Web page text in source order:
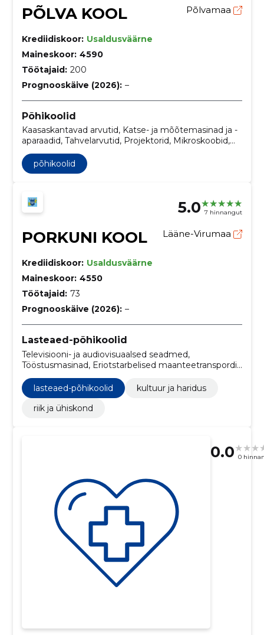
PÕLVA KOOL Põlvamaa
Krediidiskoor: Usaldusväärne
Maineskoor: 4590
Töötajaid: 200
Prognooskäive (2026): –
Põhikoolid
Kaasaskantavad arvutid, Katse- ja mõõtemasinad ja -
aparaadid, Tahvelarvutid, Projektorid, Mikroskoobid,
Elektrilised kodumasinad, Keemilised reaktiivid,
Laboriseadmed, optika- ja täppisinstrumendid
(v.a klaasid)
põhikoolid
5.0 7 hinnangut
PORKUNI KOOL Lääne-Virumaa
Krediidiskoor: Usaldusväärne
Maineskoor: 4550
Töötajaid: 73
Prognooskäive (2026): –
Lasteaed-põhikoolid
Televisiooni- ja audiovisuaalsed seadmed,
Tööstusmasinad, Eriotstarbelised maanteetranspordi
reisijateveoteenused, Transporditeenused
(v.a jäätmetransport), põrandapuhastusmasinad,
Reisiteenused, Kontorimasinad ja arvutid, nende
seadmed ja tarvikud, v.a mööbel ja tarkvarapaketid,
lasteaed-põhikoolid
kultuur ja haridus
riik ja ühiskond
0.0 0